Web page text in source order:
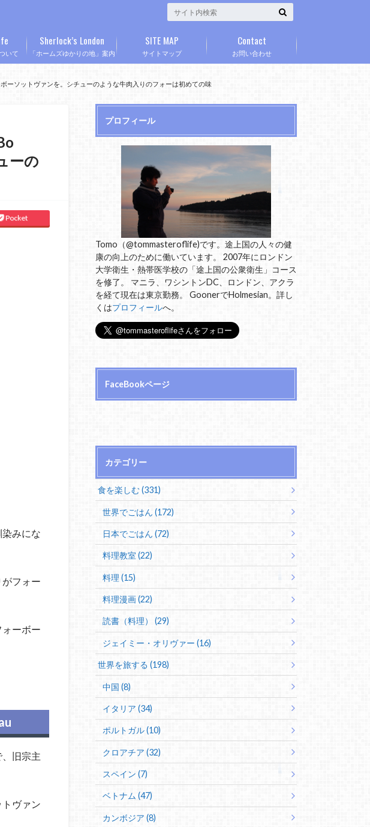
いて 「ホームズゆかりの地」案内
Sherlock’s London
サイトマップ
SITE MAP
お問い合わせ
Contact
ーソットヴァンを。シチューのような牛肉入りのフォーは初めての味
ーの
Pocket
みにな
フォー
ーボー
旧宗主
ヴァン
プロフィール
Tomo（@tommasteroflife)です。途上国の人々の健
康の向上のために働いています。 2007年にロンドン
大学衛生・熱帯医学校の「途上国の公衆衛生」コース
を修了。 マニラ、ワシントンDC、ロンドン、アクラ
を経て現在は東京勤務。 GoonerでHolmesian。詳し
くはプロフィールへ。
FaceBookページ
カテゴリー
食を楽しむ (331)
世界でごはん (172)
日本でごはん (72)
料理教室 (22)
料理 (15)
料理漫画 (22)
読書（料理） (29)
ジェイミー・オリヴァー (16)
世界を旅する (198)
中国 (8)
イタリア (34)
ポルトガル (10)
クロアチア (32)
スペイン (7)
ベトナム (47)
カンボジア (8)